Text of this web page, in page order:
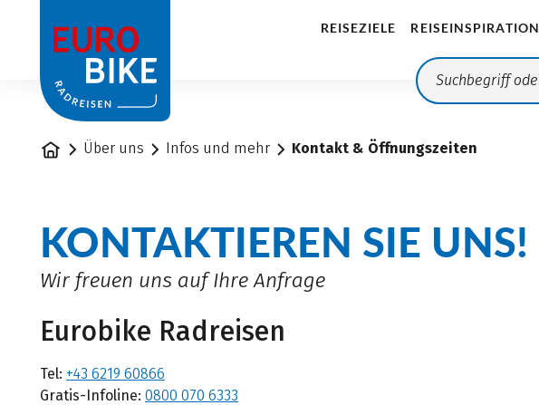
REISEZIELE REISEINSPIRATION
StartseiteÜber uns Infos und mehr Kontakt & Öffnungszeiten
KONTAKTIEREN SIE UNS!
Wir freuen uns auf Ihre Anfrage
Eurobike Radreisen
Tel: +43 6219 60866
Gratis-Infoline: 0800 070 6333